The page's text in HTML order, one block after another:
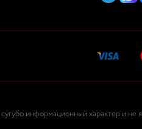
информационный характер и не